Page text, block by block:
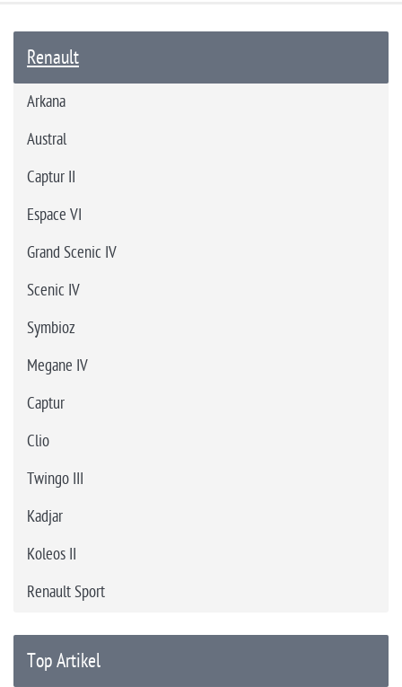
Renault
Arkana
Austral
Captur II
Espace VI
Grand Scenic IV
Scenic IV
Symbioz
Megane IV
Captur
Clio
Twingo III
Kadjar
Koleos II
Renault Sport
Top Artikel